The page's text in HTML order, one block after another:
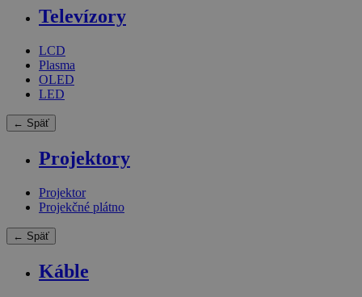
Televízory
LCD
Plasma
OLED
LED
← Späť
Projektory
Projektor
Projekčné plátno
← Späť
Káble